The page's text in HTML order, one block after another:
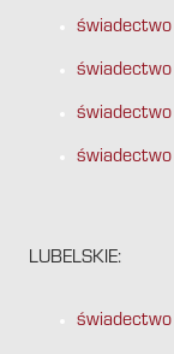
świadectwo
świadectwo
świadectwo
świadectwo
LUBELSKIE:
świadectwo